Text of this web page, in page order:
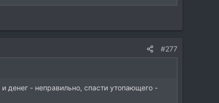
#277
денег - неправильно, спасти утопающего -